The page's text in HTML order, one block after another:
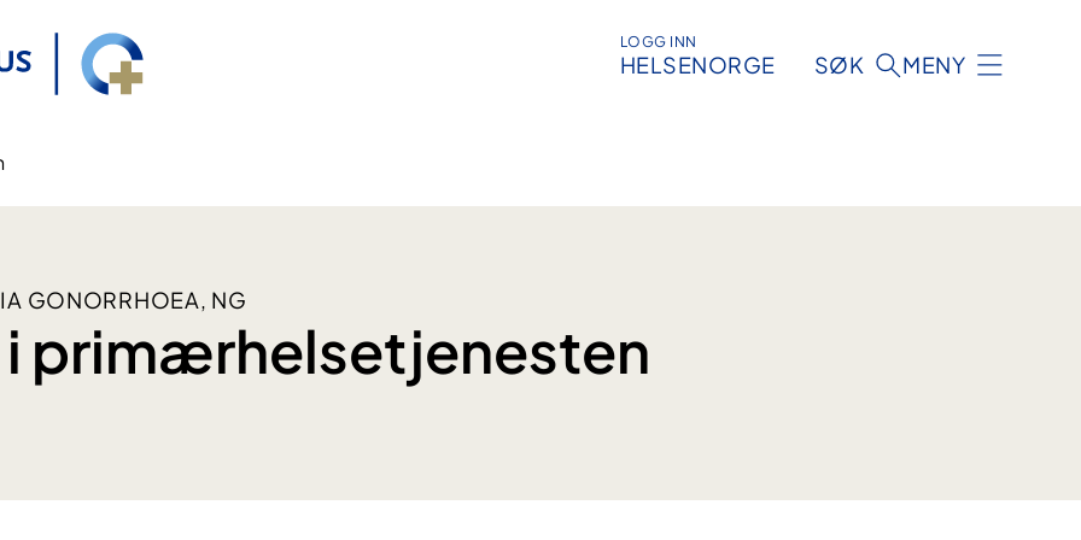
LOGG INN
HELSENORGE SØK MENY
GONORRHOEA, NG
i primærhelsetjenesten